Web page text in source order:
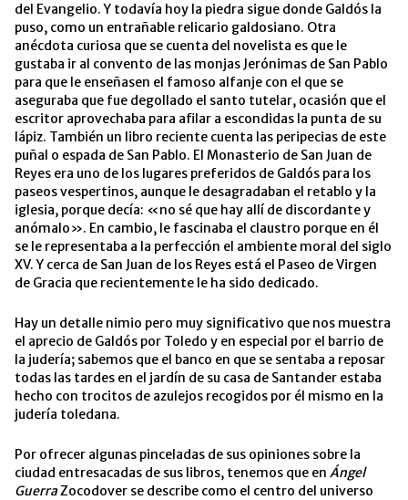
del Evangelio. Y todavía hoy la piedra sigue donde Galdós la
puso, como un entrañable relicario galdosiano. Otra
anécdota curiosa que se cuenta del novelista es que le
gustaba ir al convento de las monjas Jerónimas de San Pablo
para que le enseñasen el famoso alfanje con el que se
aseguraba que fue degollado el santo tutelar, ocasión que el
escritor aprovechaba para afilar a escondidas la punta de su
lápiz. También un libro reciente cuenta las peripecias de este
puñal o espada de San Pablo. El Monasterio de San Juan de
Reyes era uno de los lugares preferidos de Galdós para los
paseos vespertinos, aunque le desagradaban el retablo y la
iglesia, porque decía: «no sé que hay allí de discordante y
anómalo». En cambio, le fascinaba el claustro porque en él
se le representaba a la perfección el ambiente moral del siglo
XV. Y cerca de San Juan de los Reyes está el Paseo de Virgen
de Gracia que recientemente le ha sido dedicado.
Hay un detalle nimio pero muy significativo que nos muestra
el aprecio de Galdós por Toledo y en especial por el barrio de
la judería; sabemos que el banco en que se sentaba a reposar
todas las tardes en el jardín de su casa de Santander estaba
hecho con trocitos de azulejos recogidos por él mismo en la
judería toledana.
Por ofrecer algunas pinceladas de sus opiniones sobre la
ciudad entresacadas de sus libros, tenemos que en Ángel
GuerraZocodover se describe como el centro del universo